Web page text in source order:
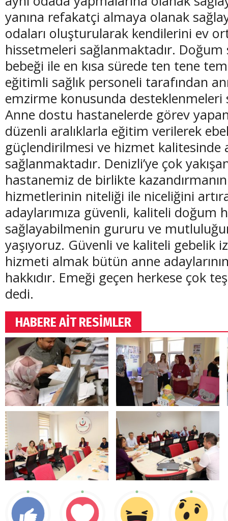
yanına refakatçi almaya olanak
odaları oluşturularak kendilerini ev
hissetmeleri sağlanmaktadır. Doğum
bebeği ile en kısa sürede ten tene
eğitimli sağlık personeli tarafından
emzirme konusunda desteklenmeleri
Anne dostu hastanelerde görev
düzenli aralıklarla eğitim verilerek
güçlendirilmesi ve hizmet kalitesinde
sağlanmaktadır. Denizli’ye çok
hastanemiz de birlikte kazandırmanın
hizmetlerinin niteliği ile niceliğini
adaylarımıza güvenli, kaliteli doğum
sağlayabilmenin gururu ve
yaşıyoruz. Güvenli ve kaliteli gebelik
hizmeti almak bütün anne
hakkıdır. Emeği geçen herkese çok
dedi.
HABERE AİT RESİMLER